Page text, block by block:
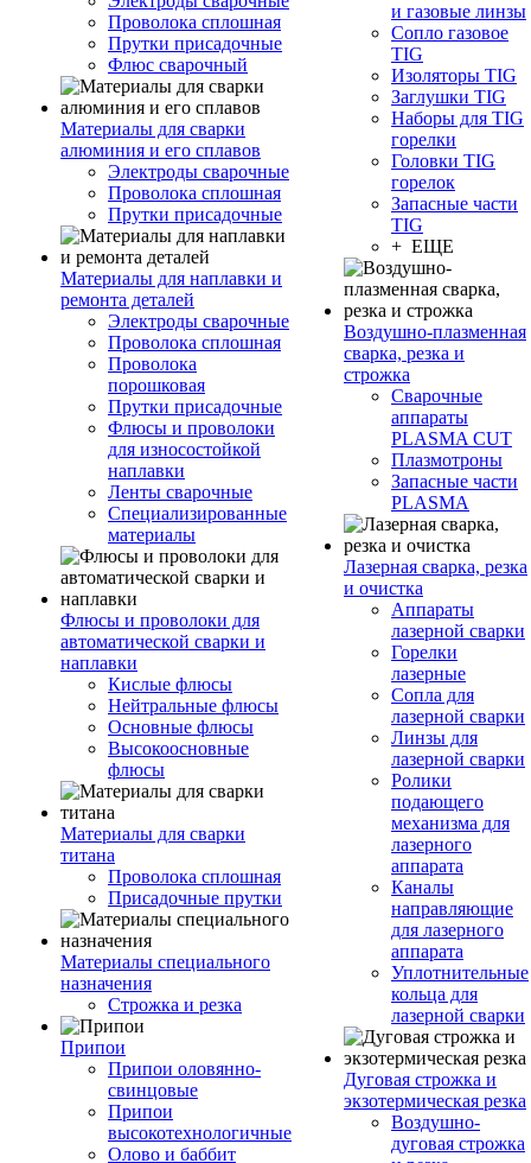
Проволока сплошная
Прутки присадочные
Флюс сварочный
Материалы для сварки
алюминия и его сплавов
Электроды сварочные
Проволока сплошная
Прутки присадочные
Материалы для наплавки и
ремонта деталей
Электроды сварочные
Проволока сплошная
Проволока
порошковая
Прутки присадочные
Флюсы и проволоки
для износостойкой
наплавки
Ленты сварочные
Специализированные
материалы
Флюсы и проволоки для
автоматической сварки и
наплавки
Кислые флюсы
Нейтральные флюсы
Основные флюсы
Высокоосновные
флюсы
Материалы для сварки
титана
Проволока сплошная
Присадочные прутки
Материалы специального
назначения
Строжка и резка
Припои
Припои оловянно-
свинцовые
Припои
высокотехнологичные
Олово и баббит
и газовые линзы
Сопло газовое
TIG
Изоляторы TIG
Заглушки TIG
Наборы для TIG
горелки
Головки TIG
горелок
Запасные части
TIG
+ ЕЩЕ
Воздушно-плазменная
сварка, резка и
строжка
Сварочные
аппараты
PLASMA CUT
Плазмотроны
Запасные части
PLASMA
Лазерная сварка, резка
и очистка
Аппараты
лазерной сварки
Горелки
лазерные
Сопла для
лазерной сварки
Линзы для
лазерной сварки
Ролики
подающего
механизма для
лазерного
аппарата
Каналы
направляющие
для лазерного
аппарата
Уплотнительные
кольца для
лазерной сварки
Дуговая строжка и
экзотермическая резка
Воздушно-
дуговая строжка